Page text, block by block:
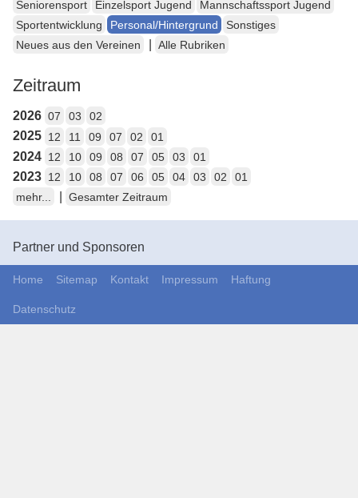
Seniorensport
Einzelsport Jugend
Mannschaftssport Jugend
Sportentwicklung
Personal/Hintergrund
Sonstiges
Neues aus den Vereinen
Alle Rubriken
Zeitraum
2026 07 03 02
2025 12 11 09 07 02 01
2024 12 10 09 08 07 05 03 01
2023 12 10 08 07 06 05 04 03 02
01
mehr...
Gesamter Zeitraum
Partner und Sponsoren
Home Sitemap Kontakt Impressum Haftung
Datenschutz